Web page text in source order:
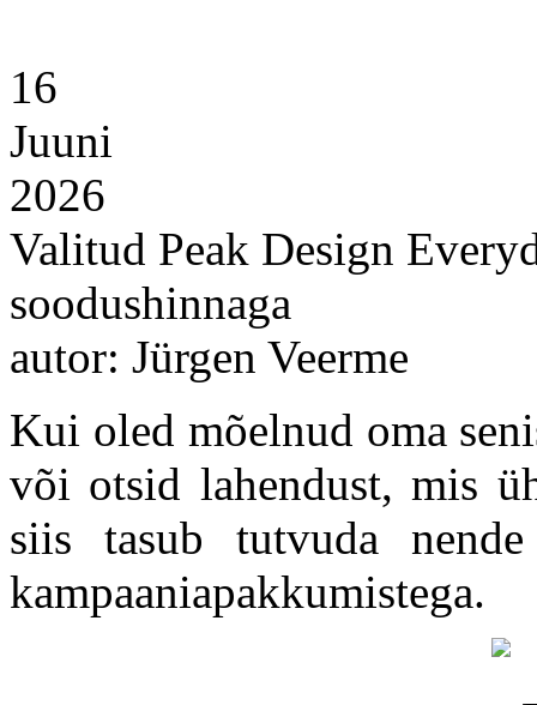
16
Juuni
2026
Valitud Peak Design
soodushinnaga
autor: Jürgen Veerme
Kui oled mõelnud oma
või otsid lahendust, mis
siis tasub tutvuda
kampaaniapakkumistega.